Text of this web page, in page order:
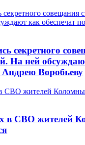
секретного
На ней
Андрею Воробьеву
в СВО жителей